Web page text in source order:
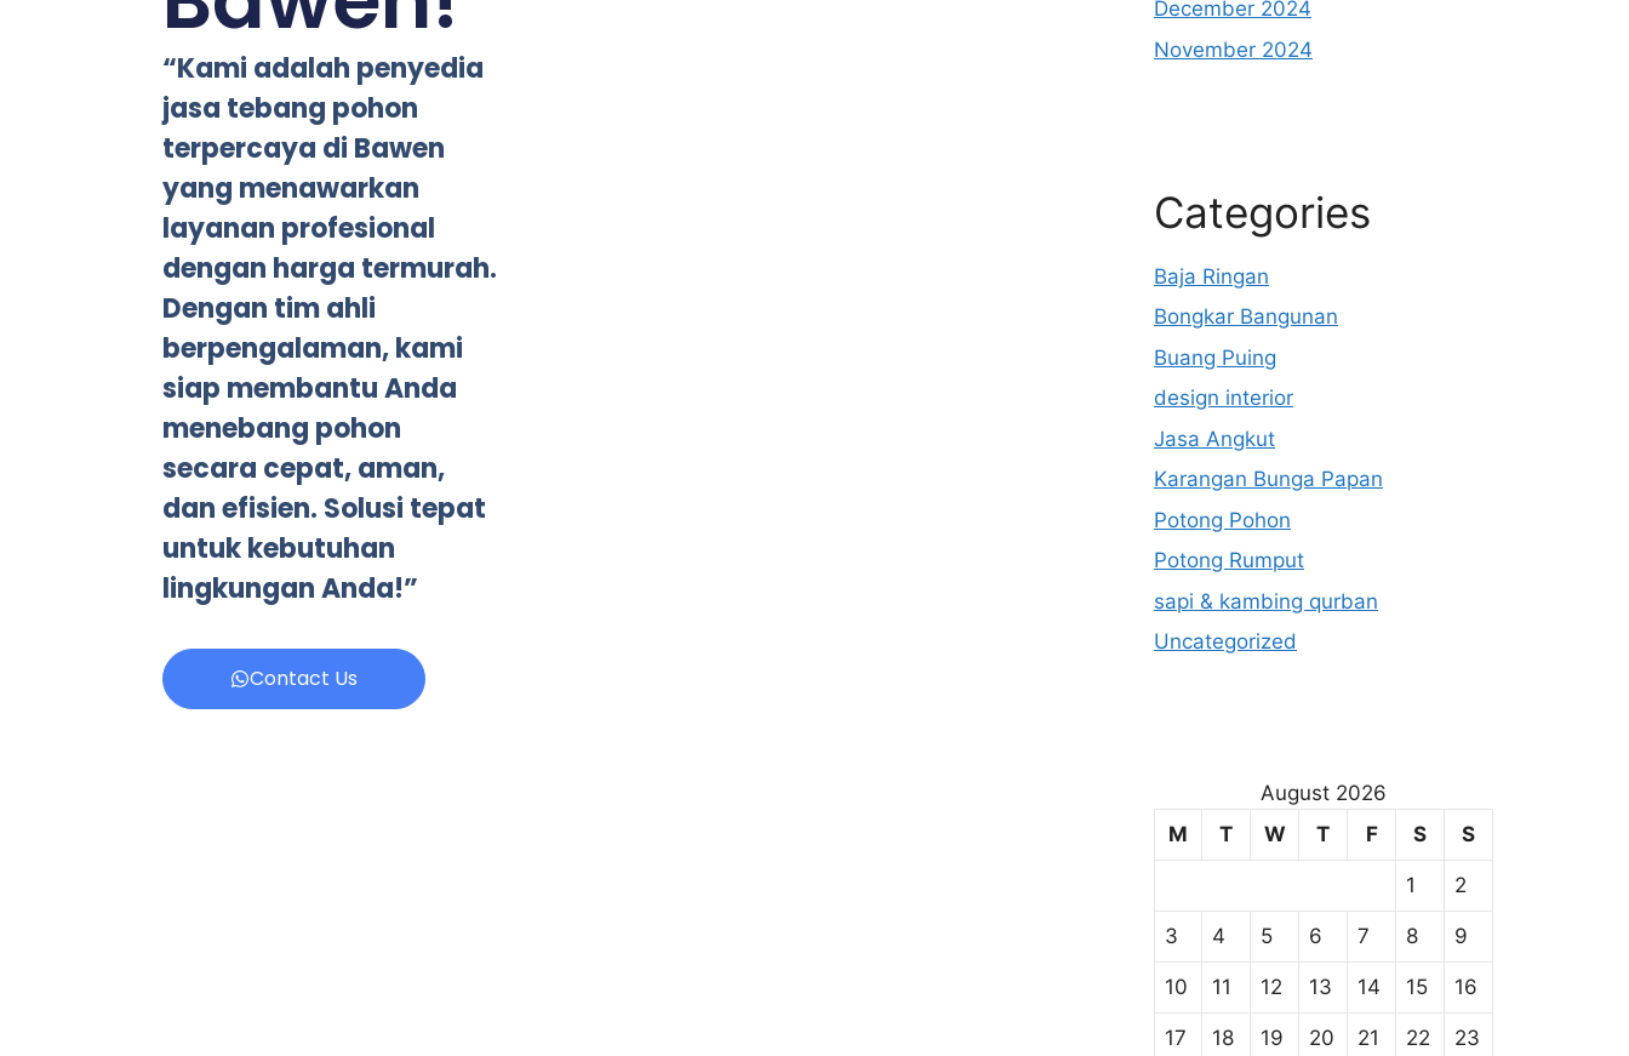
“Kami adalah penyedia
jasa tebang pohon
terpercaya di Bawen
yang menawarkan
layanan profesional
dengan harga termurah.
Dengan tim ahli
berpengalaman, kami
siap membantu Anda
menebang pohon
secara cepat, aman,
dan efisien. Solusi tepat
untuk kebutuhan
lingkungan Anda!”
Contact Us
December 2024
November 2024
Categories
Baja Ringan
Bongkar Bangunan
Buang Puing
design interior
Jasa Angkut
Karangan Bunga Papan
Potong Pohon
Potong Rumput
sapi & kambing qurban
Uncategorized
August 2026
M
T W T F S S
1 2
3 4 5 6 7 8 9
10 11 12 13 14 15 16
17 18 19 20 21 22 23